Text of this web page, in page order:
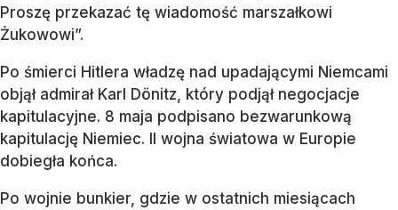
Proszę przekazać tę wiadomość marszałkowi
Żukowowi”.
Po śmierci Hitlera władzę nad upadającymi Niemcami
objął admirał Karl Dönitz, który podjął negocjacje
kapitulacyjne. 8 maja podpisano bezwarunkową
kapitulację Niemiec. II wojna światowa w Europie
dobiegła końca.
Po wojnie bunkier, gdzie w ostatnich miesiącach